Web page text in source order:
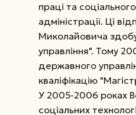
праці та
адміністрації. Ці
Миколайовича
управління". Тому
державного
кваліфікацію
У 2005-2006 роках
соціальних